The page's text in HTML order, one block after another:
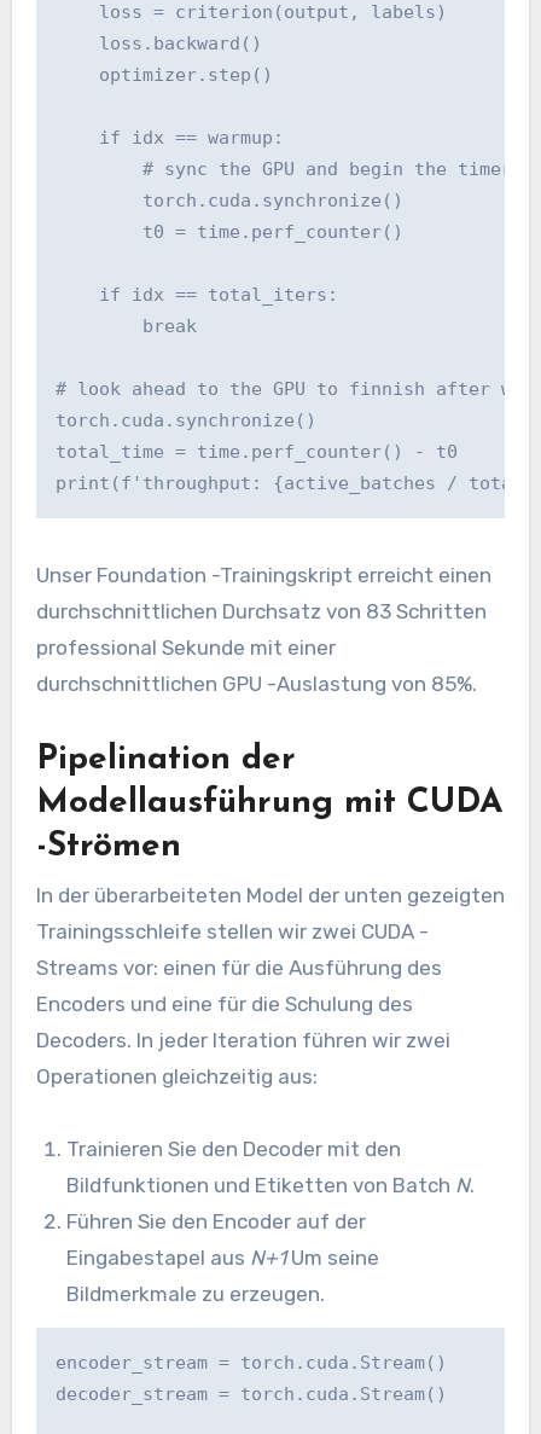
    loss = criterion(output, labels)
    loss.backward()
    optimizer.step()
    if idx == warmup:
        # sync the GPU and begin the timer
        torch.cuda.synchronize()
        t0 = time.perf_counter()
    if idx == total_iters:
        break
# look ahead to the GPU to finnish after
torch.cuda.synchronize()
total_time = time.perf_counter() - t0
print(f'throughput: {active_batches /
Unser Foundation -Trainingskript erreicht einen
durchschnittlichen Durchsatz von 83 Schritten
professional Sekunde mit einer
durchschnittlichen GPU -Auslastung von 85%.
Pipelination der
Modellausführung mit CUDA
-Strömen
In der überarbeiteten Model der unten gezeigten
Trainingsschleife stellen wir zwei CUDA -
Streams vor: einen für die Ausführung des
Encoders und eine für die Schulung des
Decoders. In jeder Iteration führen wir zwei
Operationen gleichzeitig aus:
Trainieren Sie den Decoder mit den
Bildfunktionen und Etiketten von Batch N.
Führen Sie den Encoder auf der
Eingabestapel aus N+1Um seine
Bildmerkmale zu erzeugen.
encoder_stream = torch.cuda.Stream()
decoder_stream = torch.cuda.Stream()